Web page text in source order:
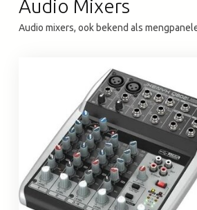
Audio Mixers
Audio mixers, ook bekend als